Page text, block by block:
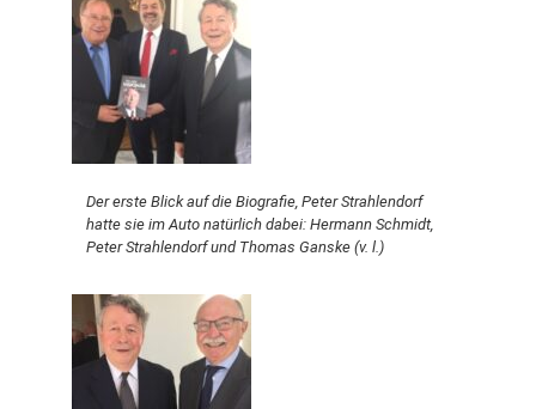
Der erste Blick auf die Biografie, Peter Strahlendorf
hatte sie im Auto natürlich dabei: Hermann Schmidt,
Peter Strahlendorf und Thomas Ganske (v. l.)